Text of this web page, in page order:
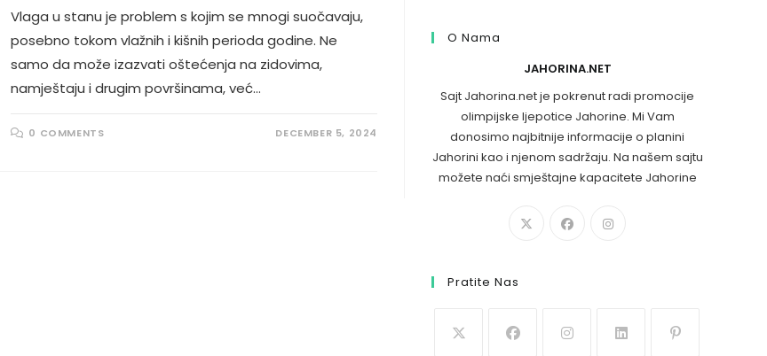
Vlaga u stanu je problem s kojim se mnogi suočavaju,
posebno tokom vlažnih i kišnih perioda godine. Ne
samo da može izazvati oštećenja na zidovima,
namještaju i drugim površinama, već…
0 COMMENTS DECEMBER 5, 2024
O Nama
JAHORINA.NET
Sajt Jahorina.net je pokrenut radi promocije
olimpijske ljepotice Jahorine. Mi Vam
donosimo najbitnije informacije o planini
Jahorini kao i njenom sadržaju. Na našem sajtu
možete naći smještajne kapacitete Jahorine
Pratite Nas